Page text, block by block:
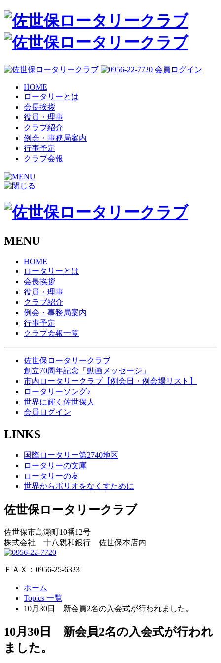
会員ログイン
HOME
ロータリーとは
会長挨拶
役員・理事
クラブ紹介
例会・事務局案内
行事予定
クラブ会報
MENU
HOME
ロータリーとは
会長挨拶
役員・理事
クラブ紹介
例会・事務局案内
行事予定
クラブ会報一覧
佐世保ロータリークラブ
創立70周年記念「動画メッセージ」
市内ロータリークラブ【例会日・例会場リスト】
ロータリーソング♪
世界に輝く佐世保人
会員ログイン
LINKS
国際ロータリー第2740地区
ロータリーの文庫
ロータリーの友
世界からポリオをなくすために
佐世保ロータリークラブ
佐世保市島瀬町10番12号
株式会社 十八親和銀行 佐世保本店内
ＦＡＸ：0956-25-6323
ホーム
Topics 一覧
10月30日 新会員2名の入会式が行われました。
10月30日 新会員2名の入会式が行われ
ました。